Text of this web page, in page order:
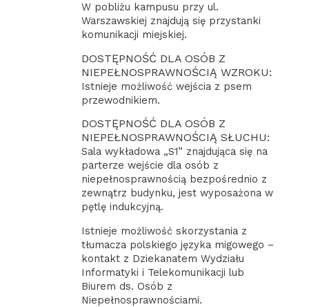
W pobliżu kampusu przy ul.
Warszawskiej znajdują się przystanki
komunikacji miejskiej.
DOSTĘPNOŚĆ DLA OSÓB Z
NIEPEŁNOSPRAWNOŚCIĄ WZROKU:
Istnieje możliwość wejścia z psem
przewodnikiem.
DOSTĘPNOŚĆ DLA OSÓB Z
NIEPEŁNOSPRAWNOŚCIĄ SŁUCHU:
Sala wykładowa „S1” znajdująca się na
parterze wejście dla osób z
niepełnosprawnością bezpośrednio z
zewnątrz budynku, jest wyposażona w
pętlę indukcyjną.
Istnieje możliwość skorzystania z
tłumacza polskiego języka migowego –
kontakt z Dziekanatem Wydziału
Informatyki i Telekomunikacji lub
Biurem ds. Osób z
Niepełnosprawnościami.